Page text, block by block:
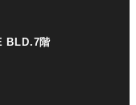
BLD.7階